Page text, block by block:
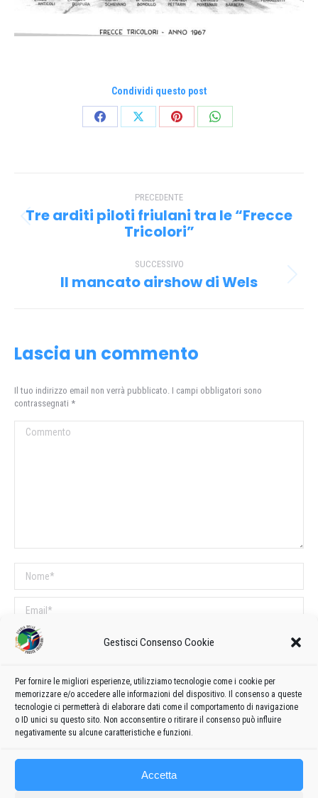
Gestisci Consenso Cookie
Per fornire le migliori esperienze, utilizziamo tecnologie come i cookie per
memorizzare e/o accedere alle informazioni del dispositivo. Il consenso a queste
tecnologie ci permetterà di elaborare dati come il comportamento di navigazione
o ID unici su questo sito. Non acconsentire o ritirare il consenso può influire
negativamente su alcune caratteristiche e funzioni.
Accetta
Condividi questo post
CondividiCondividiCondividiCondividi
tra PRECEDENTE
Post
precedente:
Tre arditi piloti friulani tra le “Frecce
Tricolori”
SUCCESSIVO
Prossimo
Il mancato airshow di Wels
Lascia un commento
Il tuo indirizzo email non verrà pubblicato. I campi obbligatori sono
contrassegnati *
Commento
Nome *
Email *
Sito web
COMMENTI SUL POST
Questo sito utilizza Akismet per ridurre lo spam.Scopri come vengono
elaborati i dati derivati dai commenti.